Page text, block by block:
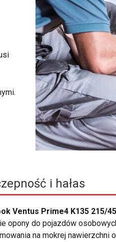
i hałas
Ventus Prime4 K135 215/45
opony do pojazdów
na mokrej nawierzchni